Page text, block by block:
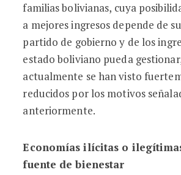
familias bolivianas, cuya
a mejores ingresos depende de
partido de gobierno y de los
estado boliviano pueda
actualmente se han visto
reducidos por los motivos
anteriormente.
Economías ilícitas o
fuente de bienestar